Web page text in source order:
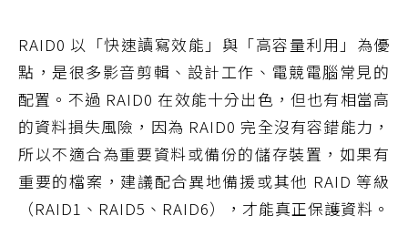
RAID0 以「快速讀寫效能」與「高容量利用」為優
點，是很多影音剪輯、設計工作、電競電腦常見的
配置。不過 RAID0 在效能十分出色，但也有相當高
的資料損失風險，因為 RAID0 完全沒有容錯能力，
所以不適合為重要資料或備份的儲存裝置，如果有
重要的檔案，建議配合異地備援或其他 RAID 等級
（RAID1、RAID5、RAID6），才能真正保護資料。